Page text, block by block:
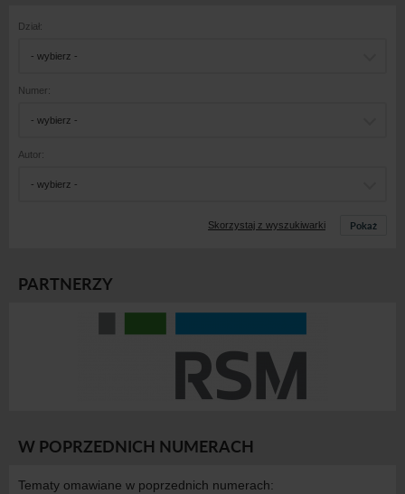
Dział:
- wybierz -
Numer:
- wybierz -
Autor:
- wybierz -
Skorzystaj z wyszukiwarki Pokaż
PARTNERZY
W POPRZEDNICH NUMERACH
Tematy omawiane w poprzednich numerach: